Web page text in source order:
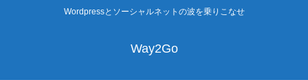
Wordpressとソーシャルネットの波を乗りこなせ
Way2Go